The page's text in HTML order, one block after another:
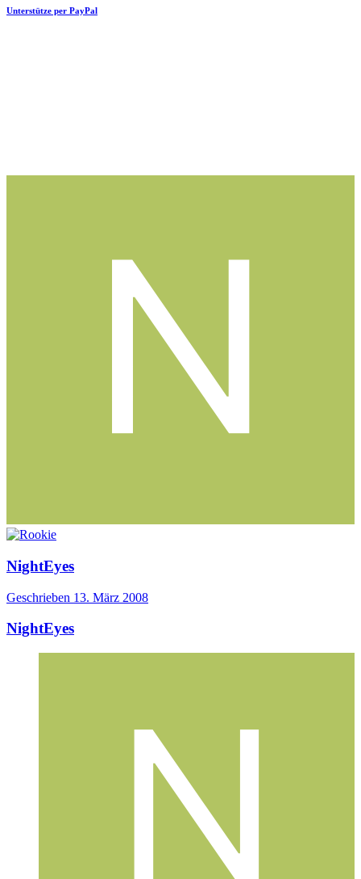
Unterstütze per PayPal
NightEyes
Geschrieben 13. März 2008
NightEyes